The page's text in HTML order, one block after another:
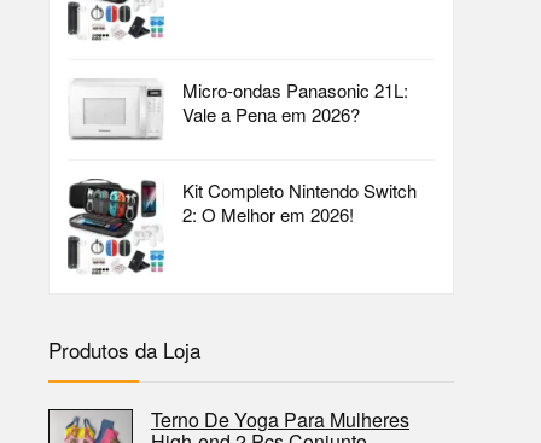
Micro-ondas Panasonic 21L:
Vale a Pena em 2026?
Kit Completo Nintendo Switch
2: O Melhor em 2026!
Produtos da Loja
Terno De Yoga Para Mulheres